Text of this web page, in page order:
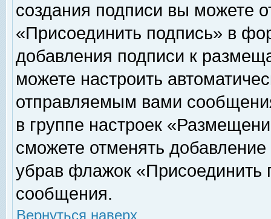
создания подписи вы можете
«Присоединить подпись» в
добавления подписи к
можете настроить
отправляемым вами
в группе настроек
сможете отменять
убрав флажок «Присоединить
сообщения.
Вернуться наверх